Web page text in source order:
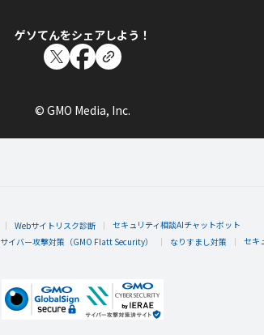
ゲソてんをシェアしよう！
© GMO Media, Inc.
Webサイトリスク診断
セキュリティ相談AIチャットボット
サイバー攻撃対策（GMO Flatt Security） なりすまし対策 セキ